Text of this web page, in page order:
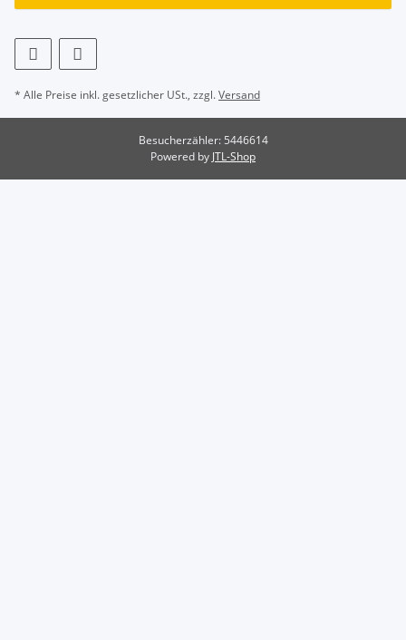
* Alle Preise inkl. gesetzlicher USt., zzgl.Versand
Besucherzähler: 5446614
Powered by JTL-Shop